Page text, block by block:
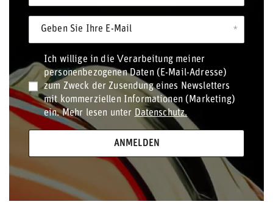
Geben Sie Ihre E-Mail
Ich willige in die Verarbeitung meiner
personenbezogenen Daten (E-Mail-Adresse)
zum Zweck der Zusendung eines Newsletters
mit kommerziellen Informationen (Marketing)
ein. Mehr lesen unter Datenschutz.
ANMELDEN